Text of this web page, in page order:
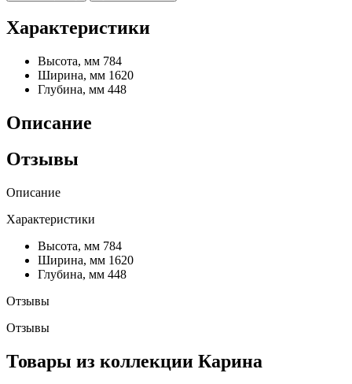
Характеристики
Высота, мм 784
Ширина, мм 1620
Глубина, мм 448
Описание
Отзывы
Описание
Характеристики
Высота, мм 784
Ширина, мм 1620
Глубина, мм 448
Отзывы
Отзывы
Товары из коллекции Карина